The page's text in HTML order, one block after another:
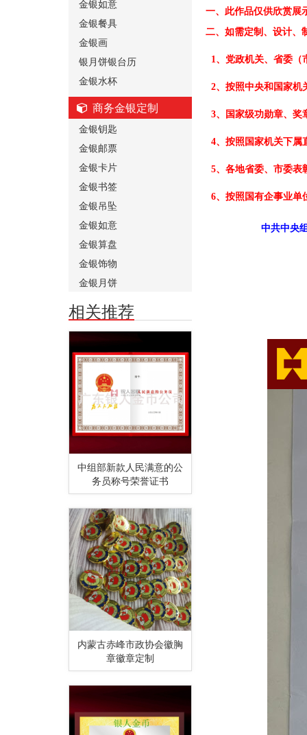
金银如意
金银餐具
金银画
银月饼银台历
金银水杯
商务金银定制
金银钥匙
金银邮票
金银卡片
金银书签
金银吊坠
金银如意
金银算盘
金银饰物
金银月饼
相关推荐
中组部新款人民满意的公
务员称号荣誉证书
内蒙古赤峰市政协会徽胸
章徽章定制
一、 此作品仅供欣赏展
二、 如需定制、设计、
1、党政机关、省委（
2、按照中央和国家机
3、国家级功勋章、奖
4、按照国家机关下属
5、各地省委、市委表
6、按照国有企事业单
中共中央